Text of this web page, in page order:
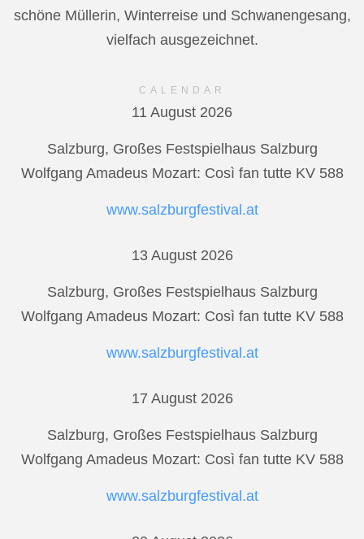
schöne Müllerin, Winterreise und Schwanengesang,
vielfach ausgezeichnet.
CALENDAR
11 August 2026
Salzburg, Großes Festspielhaus Salzburg
Wolfgang Amadeus Mozart: Così fan tutte KV 588
www.salzburgfestival.at
13 August 2026
Salzburg, Großes Festspielhaus Salzburg
Wolfgang Amadeus Mozart: Così fan tutte KV 588
www.salzburgfestival.at
17 August 2026
Salzburg, Großes Festspielhaus Salzburg
Wolfgang Amadeus Mozart: Così fan tutte KV 588
www.salzburgfestival.at